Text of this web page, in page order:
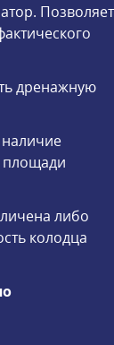
Позволяет
дренажную
площади
либо
колодца